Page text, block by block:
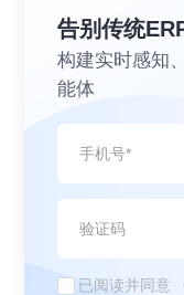
告别传统
构建实时感知
能体
已阅读并同意